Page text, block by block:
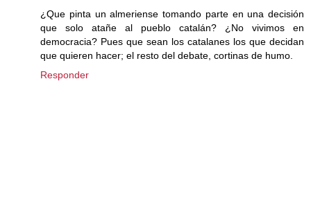
¿Que pinta un almeriense tomando parte en una decisión
que solo atañe al pueblo catalán? ¿No vivimos en
democracia? Pues que sean los catalanes los que decidan
que quieren hacer; el resto del debate, cortinas de humo.
Responder